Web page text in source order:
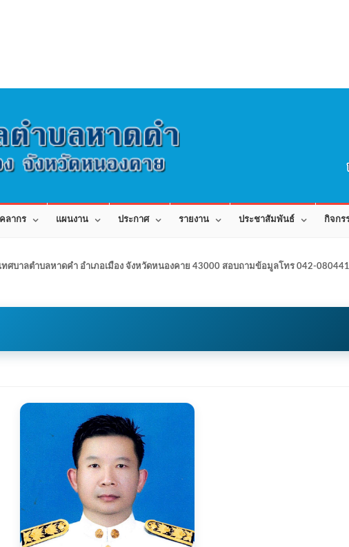
ลากร แผนงาน ประกาศ รายงาน ประชาสัมพันธ์ กิจกร
เทศบาลตำบลหาดคำ อำเภอเมือง จังหวัดหนองคาย 43000 สอบถามข้อมูลโทร 042-